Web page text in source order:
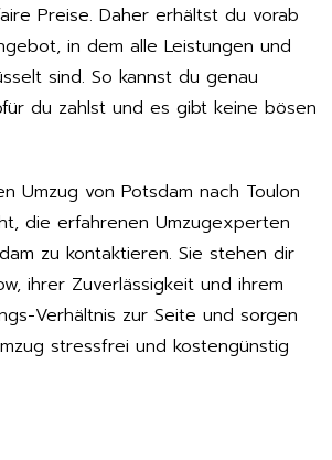
Preise. Daher erhältst du vorab
in dem alle Leistungen und
sind. So kannst du genau
du zahlst und es gibt keine bösen
Umzug von Potsdam nach Toulon
die erfahrenen Umzugexperten
zu kontaktieren. Sie stehen dir
ihrer Zuverlässigkeit und ihrem
Verhältnis zur Seite und sorgen
stressfrei und kostengünstig